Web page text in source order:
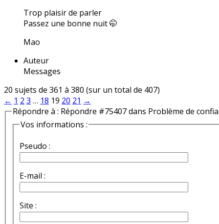
Trop plaisir de parler
Passez une bonne nuit 🤭
Mao
Auteur
Messages
20 sujets de 361 à 380 (sur un total de 407)
← 1 2 3 … 18 19 20 21 →
Répondre à : Répondre #75407 dans Problème de
Vos informations :
Pseudo :
E-mail :
Site :